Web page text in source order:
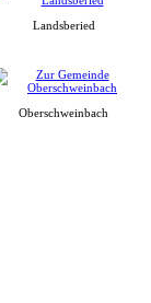
Landsberied
Oberschweinbach